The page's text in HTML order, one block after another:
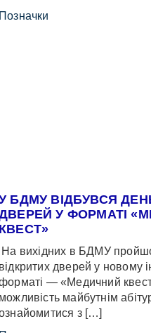
Позначки
БДМУ ВІДБУВСЯ
У ФОРМАТІ
КВЕСТ»
На вихідних в БДМУ
відкритих дверей у новому
— «Медичний
можливість майбутнім
з […]